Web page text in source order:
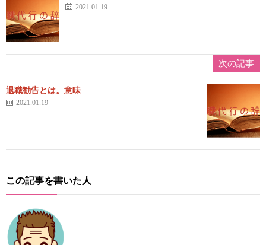
2021.01.19
次の記事
退職勧告とは。意味
2021.01.19
この記事を書いた人